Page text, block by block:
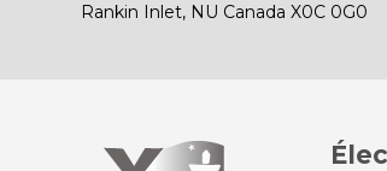
Rankin Inlet, NU Canada X0C 0G0